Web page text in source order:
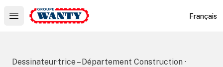
Open main menu
Le Groupe Wanty Français
Dessinateur·trice – Département Construction ·